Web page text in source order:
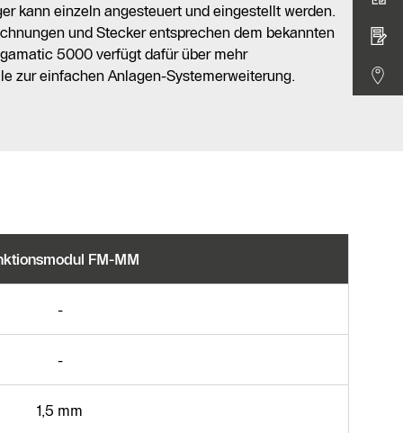
kann einzeln angesteuert und eingestellt werden.
und Stecker entsprechen dem bekannten
5000 verfügt dafür über mehr
zur einfachen Anlagen-Systemerweiterung.
FM-MM
-
-
1,5 mm